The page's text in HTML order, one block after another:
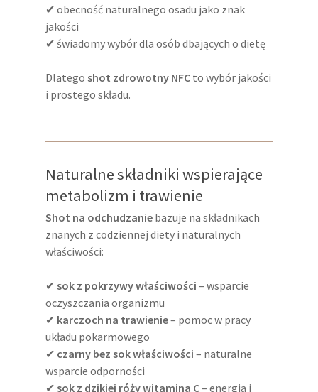
✔ obecność naturalnego osadu jako znak
jakości
✔ świadomy wybór dla osób dbających o dietę
Dlategoshot zdrowotny NFC to wybór jakości
i prostego składu.
Naturalne składniki wspierające
metabolizm i trawienie
Shot na odchudzanie bazuje na składnikach
znanych z codziennej diety i naturalnych
właściwości:
✔sok z pokrzywy właściwości – wsparcie
oczyszczania organizmu
✔ karczoch na trawienie– pomoc w pracy
układu pokarmowego
✔ czarny bez sok właściwości – naturalne
wsparcie odporności
✔sok z dzikiej róży witamina C– energia i